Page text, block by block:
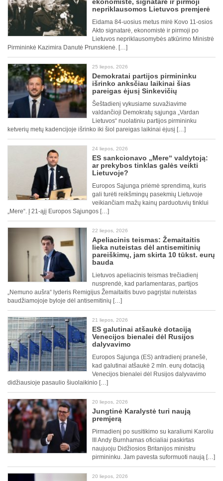
ekonomistė, signatarė ir pirmoji
nepriklausomos Lietuvos premjerė
Eidama 84-uosius metus mirė Kovo 11-osios
Akto signatarė, ekonomistė ir pirmoji po
Lietuvos nepriklausomybės atkūrimo Ministrė
Pirmininkė Kazimira Danutė Prunskienė. […]
25 liepos, 2026
Demokratai partijos pirmininku
išrinko anksčiau laikinai šias
pareigas ėjusį Sinkevičių
Šeštadienį vykusiame suvažiavime
valdančioji Demokratų sąjunga „Vardan
Lietuvos“ nuolatiniu partijos pirmininku
ketverių metų kadencijoje išrinko iki šiol pareigas laikinai ėjusį […]
24 liepos, 2026
ES sankcionavo „Mere“ valdytoją:
ar prekybos tinklas galės veikti
Lietuvoje?
Europos Sąjunga priėmė sprendimą, kuris
gali turėti reikšmingų pasekmių Lietuvoje
veikiančiam mažų kainų parduotuvių tinklui
„Mere“. Į 21-ąjį Europos Sąjungos […]
22 liepos, 2026
Apeliacinis teismas: Žemaitaitis
lieka nuteistas dėl antisemitinių
pareiškimų, jam skirta 10 tūkst. eurų
bauda
Lietuvos apeliacinis teismas trečiadienį
nusprendė, kad parlamentaras, partijos
„Nemuno aušra“ lyderis Remigijus Žemaitaitis buvo pagrįstai nuteistas
baudžiamojoje byloje dėl antisemitinių […]
21 liepos, 2026
ES galutinai atšaukė dotaciją
Venecijos bienalei dėl Rusijos
dalyvavimo
Europos Sąjunga (ES) antradienį pranešė,
kad galutinai atšaukė 2 mln. eurų dotaciją
Venecijos bienalei dėl Rusijos dalyvavimo
didžiausioje pasaulio šiuolaikinio […]
20 liepos, 2026
Jungtinė Karalystė turi naują
premjerą
Pirmadienį po susitikimo su karaliumi Karoliu
III Andy Burnhamas oficialiai paskirtas
naujuoju Didžiosios Britanijos ministru
pirmininku. Jam pavesta suformuoti naują […]
20 liepos, 2026